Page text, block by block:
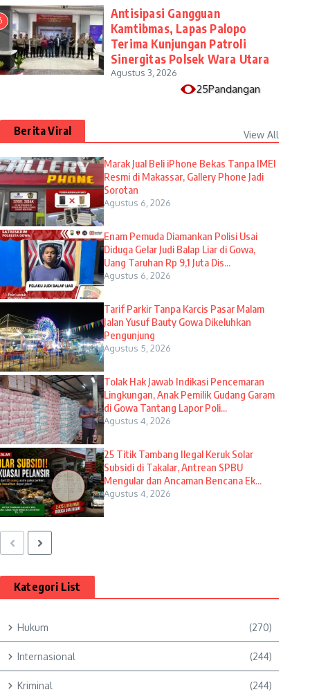
Antisipasi Gangguan
Kamtibmas, Lapas Palopo
Terima Kunjungan Patroli
Sinergitas Polsek Wara Utara
Agustus 3, 2026
25Pandangan
Berita Viral View All
​Marak Jual Beli iPhone Bekas Tanpa IMEI
Resmi di Makassar, Gallery Phone Jadi
Sorotan
Agustus 6, 2026
Enam Pemuda Diamankan Polisi Usai
Diduga Gelar Judi Balap Liar di Gowa,
Uang Taruhan Rp 9,1 Juta Dis...
Agustus 6, 2026
Tarif Parkir Tanpa Karcis Pasar Malam
Jalan Yusuf Bauty Gowa Dikeluhkan
Pengunjung
Agustus 5, 2026
Tolak Hak Jawab Indikasi Pencemaran
Lingkungan, Anak Pemilik Gudang Garam
di Gowa Tantang Lapor Poli...
Agustus 4, 2026
25 Titik Tambang Ilegal Keruk Solar
Subsidi di Takalar, Antrean SPBU
Mengular dan Ancaman Bencana Ek...
Agustus 4, 2026
Kategori List
Hukum (270)
Internasional (244)
Kriminal (244)